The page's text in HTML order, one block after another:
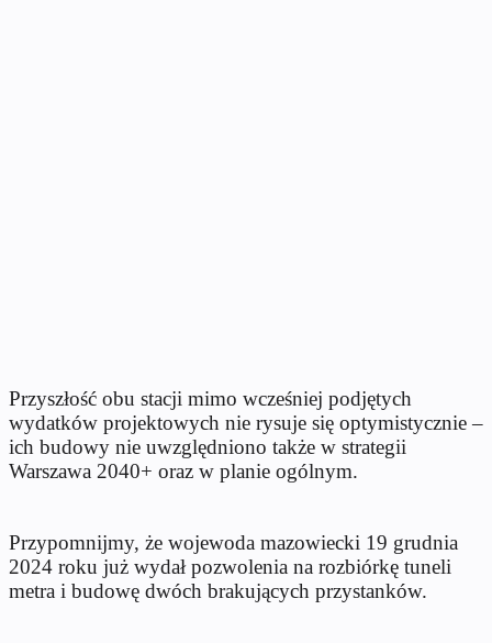
Przyszłość obu stacji mimo wcześniej podjętych
wydatków projektowych nie rysuje się optymistycznie –
ich budowy nie uwzględniono także w strategii
Warszawa 2040+ oraz w planie ogólnym.
Przypomnijmy, że wojewoda mazowiecki 19 grudnia
2024 roku już wydał pozwolenia na rozbiórkę tuneli
metra i budowę dwóch brakujących przystanków.